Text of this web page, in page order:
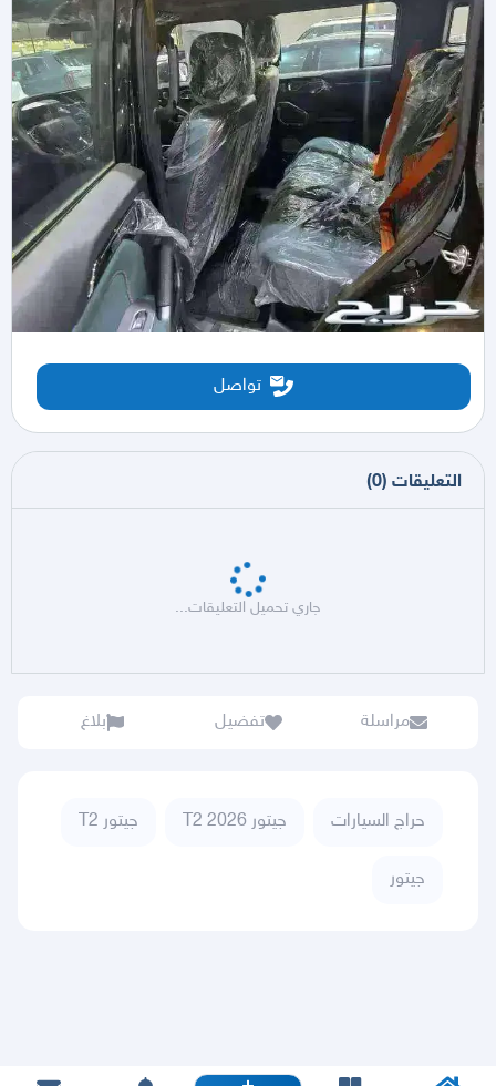
تواصل
التعليقات (
0
)
جاري تحميل التعليقات...
مراسلة تفضيل بلاغ
حراج السيارات جيتور T2 2026 جيتور T2
جيتور